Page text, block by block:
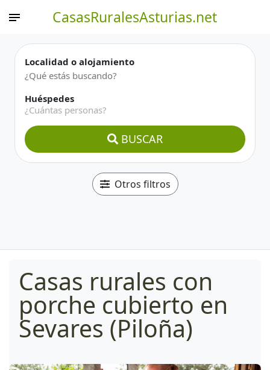
CasasRuralesAsturias.net
Localidad o alojamiento
Huéspedes
¿Cuántas personas?
BUSCAR
Otros filtros
Casas rurales con
porche cubierto en
Sevares (Piloña)